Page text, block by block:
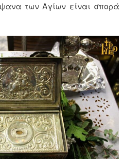
των Αγίων είναι σπορά